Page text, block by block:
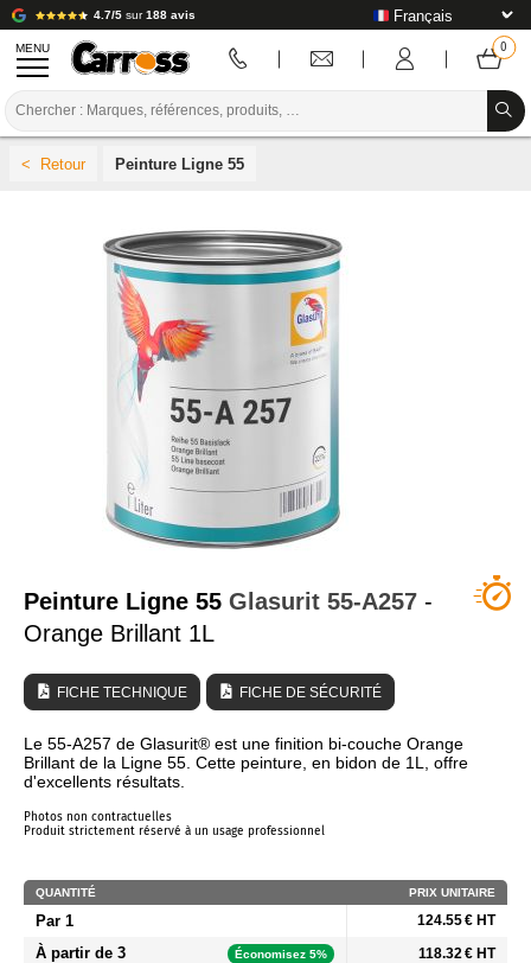
4.7/5 sur188 avis
MENU
PREPARATION / PEINTURE / FINITION
CONSOMMABLE CARROSSERIE
OUTILLAGE CARROSSERIE
ÉQUIPEMENT ATELIER CARROSSERIE
INSTALLATION LABO
TUTORIEL & CONSEILS
Peinture Ligne 55
Peinture Ligne 55 Glasurit 55-A257 -
Orange Brillant 1L
FICHE TECHNIQUE FICHE DE SÉCURITÉ
Le 55-A257 de Glasurit® est une finition bi-couche Orange
Brillant de la Ligne 55. Cette peinture, en bidon de 1L, offre
d'excellents résultats.
Photos non contractuelles
Produit strictement réservé à un usage professionnel
QUANTITÉ PRIX UNITAIRE
Par 1 124.55 € HT
À partir de 3 Économisez 5% 118.32 € HT